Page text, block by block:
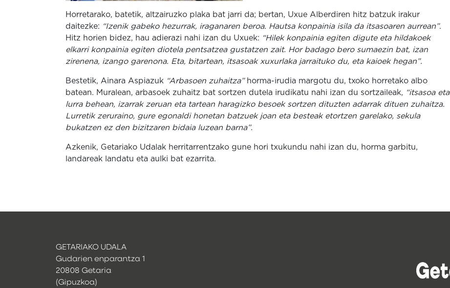
Horretarako, batetik, altzairuzko plaka bat jarri da; bertan, Uxue Alberdiren hitz batzuk irakur
daitezke: “Izenik gabeko hezurrak, iraganaren beroa. Hautsa konpainia isila da itsasoaren aurrean”.
Hitz horien bidez, hau adierazi nahi izan du Uxuek: “Hilek konpainia egiten digute eta hildakoek
elkarri konpainia egiten diotela pentsatzea gustatzen zait. Hor badago bero sumaezin bat, izan
zirenena, izango garenona. Eta, bitartean, itsasoak xuxurlaka jarraituko du, eta kaioek hegan”.
Bestetik, Ainara Aspiazuk “Arbasoen zuhaitza”horma-irudia margotu du, txoko horretako albo
batean. Muralean, arbasoek zuhaitz bat sortzen dutela irudikatu nahi izan du sortzaileak, “itsasoa eta
lurra behean, izarrak zeruan eta tartean haragizko besoek sortzen dituzten adarrak dituen zuhaitza.
Lurretik zeruraino, gure egonaldi honetan batzuek joan eta besteak etortzen garelako, sekula
bukatzen ez den bizitzaren bidaia luzean barna”.
Azkenik, Getariako Udalak herritarrentzako gune hori txukundu nahi izan du, horma garbitu,
landareak landatu eta aulki bat ezarrita.
GETARIAKO UDALA
Gudarien enparantza 1
20808 Getaria
(Gipuzkoa)